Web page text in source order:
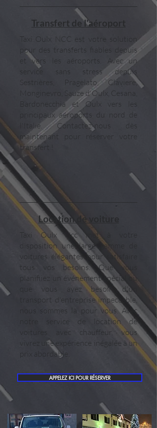
Transfert de l'aéroport
Taxi Oulx NCC est votre solution
pour des transferts fiables depuis
et vers les aéroports. Avec un
service sans stress depuis
Sestrières, Pragelato, Claviere,
Monginevro, Sauze d'Oulx, Cesana,
Bardonecchia et Oulx vers les
principaux aéroports du nord de
l'Italie. Contactez-nous dès
maintenant pour réserver votre
transfert !
Location de voiture
Taxi Oulx Ncc met à votre
disposition une large gamme de
voitures élégantes pour satisfaire
tous vos besoins. Que vous
planifiiez un événement spécial ou
que vous ayez besoin d'un
transport d'entreprise impeccable,
nous sommes là pour vous. Avec
notre service de location de
voitures avec chauffeur, vous
vivrez une expérience inégalée à un
prix abordable.
APPELEZ ICI POUR RÉSERVER